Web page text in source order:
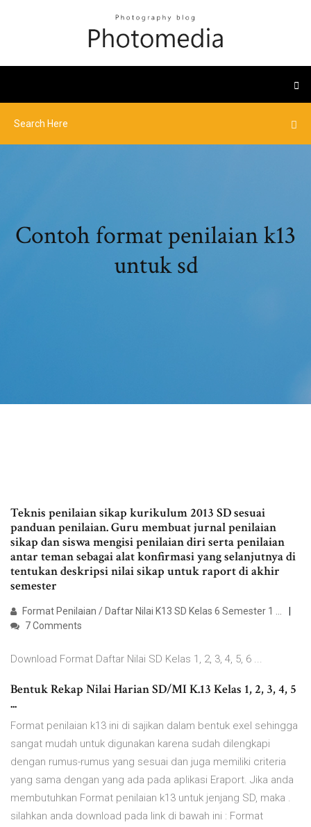
Contoh format penilaian k13
untuk sd
Teknis penilaian sikap kurikulum 2013 SD sesuai
panduan penilaian. Guru membuat jurnal penilaian
sikap dan siswa mengisi penilaian diri serta penilaian
antar teman sebagai alat konfirmasi yang selanjutnya di
tentukan deskripsi nilai sikap untuk raport di akhir
semester
Format Penilaian / Daftar Nilai K13 SD Kelas 6 Semester 1 ...
7 Comments
Download Format Daftar Nilai SD Kelas 1, 2, 3, 4, 5, 6 ...
Bentuk Rekap Nilai Harian SD/MI K.13 Kelas 1, 2, 3, 4, 5
...
Format penilaian k13 ini di sajikan dalam bentuk exel sehingga
sangat mudah untuk digunakan karena sudah dilengkapi
dengan rumus-rumus yang sesuai dan juga memiliki criteria
yang sama dengan yang ada pada aplikasi Eraport. Jika anda
membutuhkan Format penilaian k13 untuk jenjang SD, maka .
silahkan anda download pada link di bawah ini : Format